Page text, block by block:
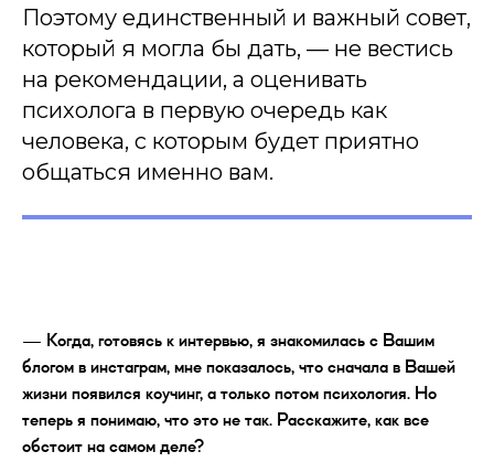
Поэтому единственный и важный совет,
который я могла бы дать, — не вестись
на рекомендации, а оценивать
психолога в первую очередь как
человека, с которым будет приятно
общаться именно вам.
— Когда, готовясь к интервью, я знакомилась с Вашим
блогом в инстаграм, мне показалось, что сначала в Вашей
жизни появился коучинг, а только потом психология. Но
теперь я понимаю, что это не так. Расскажите, как все
обстоит на самом деле?